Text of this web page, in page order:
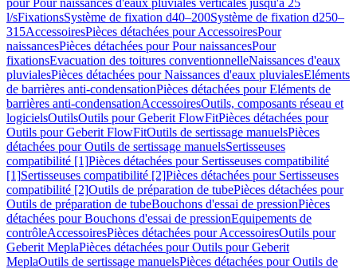
pour Pour naissances d'eaux pluviales verticales jusqu'à 25
l/sFixationsSystème de fixation d40–200Système de fixation d250–
315AccessoiresPièces détachées pour AccessoiresPour
naissancesPièces détachées pour Pour naissancesPour
fixationsEvacuation des toitures conventionnelleNaissances d'eaux
pluvialesPièces détachées pour Naissances d'eaux pluvialesEléments
de barrières anti-condensationPièces détachées pour Eléments de
barrières anti-condensationAccessoiresOutils, composants réseau et
logicielsOutilsOutils pour Geberit FlowFitPièces détachées pour
Outils pour Geberit FlowFitOutils de sertissage manuelsPièces
détachées pour Outils de sertissage manuelsSertisseuses
compatibilité [1]Pièces détachées pour Sertisseuses compatibilité
[1]Sertisseuses compatibilité [2]Pièces détachées pour Sertisseuses
compatibilité [2]Outils de préparation de tubePièces détachées pour
Outils de préparation de tubeBouchons d'essai de pressionPièces
détachées pour Bouchons d'essai de pressionEquipements de
contrôleAccessoiresPièces détachées pour AccessoiresOutils pour
Geberit MeplaPièces détachées pour Outils pour Geberit
MeplaOutils de sertissage manuelsPièces détachées pour Outils de